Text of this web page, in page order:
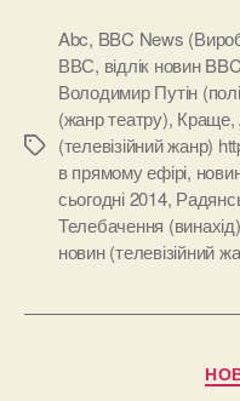
Позначки
Abc, BBC News
ВВС, відлік новин
Володимир Путін
(жанр театру), Краще,
(телевізійний жанр)
в прямому ефірі,
сьогодні 2014,
Телебачення (винахід)
новин (телевізійний